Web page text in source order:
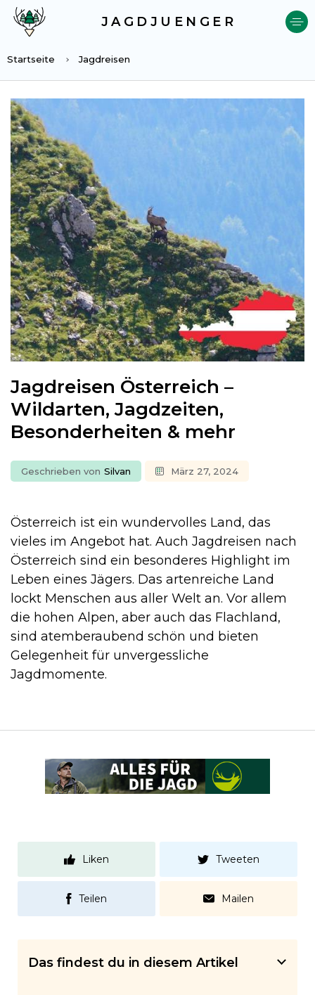
JAGDJUENGER
Startseite Jagdreisen
Jagdreisen Österreich –
Wildarten, Jagdzeiten,
Besonderheiten & mehr
Geschrieben von Silvan März 27, 2024
Österreich ist ein wundervolles Land, das
vieles im Angebot hat. Auch Jagdreisen nach
Österreich sind ein besonderes Highlight im
Leben eines Jägers. Das artenreiche Land
lockt Menschen aus aller Welt an. Vor allem
die hohen Alpen, aber auch das Flachland,
sind atemberaubend schön und bieten
Gelegenheit für unvergessliche
Jagdmomente.
Liken Tweeten
Teilen Mailen
Das findest du in diesem Artikel